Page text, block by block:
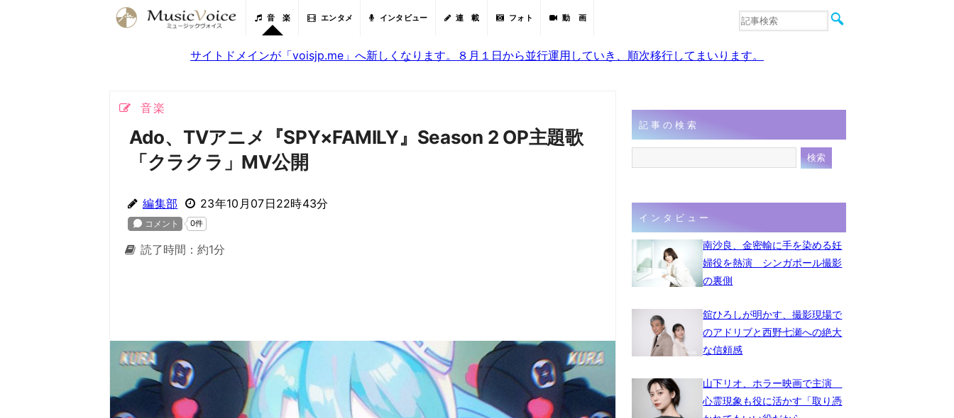
音 楽 エンタメ インタビュー 連 載 フォト 動 画
音楽
サイトドメインが「voisjp.me」へ新しくなります。８月１日から並行運用していき、順次移行してまいります。
音楽
Ado、TVアニメ『SPY×FAMILY』Season 2 OP主題歌
「クラクラ」MV公開
編集部 23年10月07日22時43分
読了時間：約1分
記事の検索
インタビュー
南沙良、金密輸に手を染める妊
婦役を熱演 シンガポール撮影
の裏側
舘ひろしが明かす、撮影現場で
のアドリブと西野七瀬への絶大
な信頼感
山下リオ、ホラー映画で主演
心霊現象も役に活かす「取り憑